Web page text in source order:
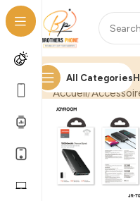
All Categories
Accueil